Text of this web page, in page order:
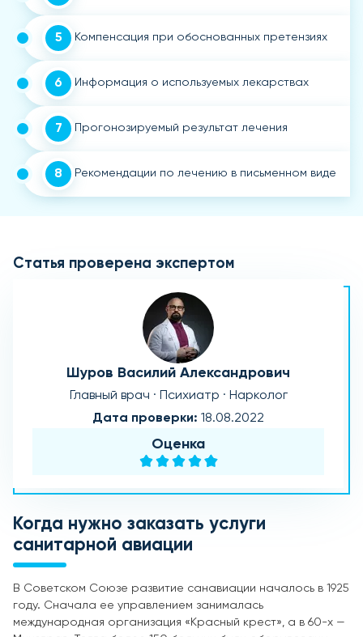
5 Компенсация при обоснованных претензиях
6 Информация о используемых лекарствах
7 Прогонозируемый результат лечения
8 Рекомендации по лечению в письменном виде
Статья проверена экспертом
Шуров Василий Александрович
Главный врач · Психиатр · Нарколог
Дата проверки: 18.08.2022
Оценка
Когда нужно заказать услуги
санитарной авиации
В Советском Союзе развитие санавиации началось в 1925
году. Сначала ее управлением занималась
международная организация «Красный крест», а в 60-х —